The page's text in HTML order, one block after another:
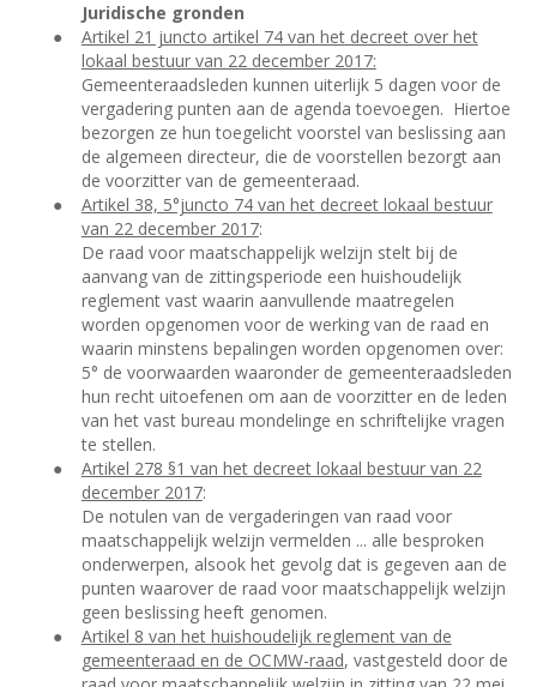
Juridische gronden
●
Artikel 21 juncto artikel 74 van het decreet over het
lokaal bestuur van 22 december 2017:
Gemeenteraadsleden kunnen uiterlijk 5 dagen voor de
vergadering punten aan de agenda toevoegen. Hiertoe
bezorgen ze hun toegelicht voorstel van beslissing aan
de algemeen directeur, die de voorstellen bezorgt aan
de voorzitter van de gemeenteraad.
●
Artikel 38, 5°juncto 74 van het decreet lokaal bestuur
van 22 december 2017:
De raad voor maatschappelijk welzijn stelt bij de
aanvang van de zittingsperiode een huishoudelijk
reglement vast waarin aanvullende maatregelen
worden opgenomen voor de werking van de raad en
waarin minstens bepalingen worden opgenomen over:
5° de voorwaarden waaronder de gemeenteraadsleden
hun recht uitoefenen om aan de voorzitter en de leden
van het vast bureau mondelinge en schriftelijke vragen
te stellen.
●
Artikel 278 §1 van het decreet lokaal bestuur van 22
december 2017:
De notulen van de vergaderingen van raad voor
maatschappelijk welzijn vermelden ... alle besproken
onderwerpen, alsook het gevolg dat is gegeven aan de
punten waarover de raad voor maatschappelijk welzijn
geen beslissing heeft genomen.
●
Artikel 8 van het huishoudelijk reglement van de
gemeenteraad en de OCMW-raad, vastgesteld door de